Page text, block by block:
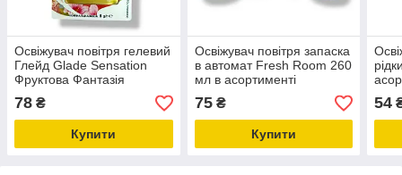
Освіжувач повітря гелевий
Глейд Glade Sensation
Фруктова Фантазія
78 ₴
Купити
Освіжувач повітря запаска
в автомат Fresh Room 260
мл в асортименті
75₴
Купити
54